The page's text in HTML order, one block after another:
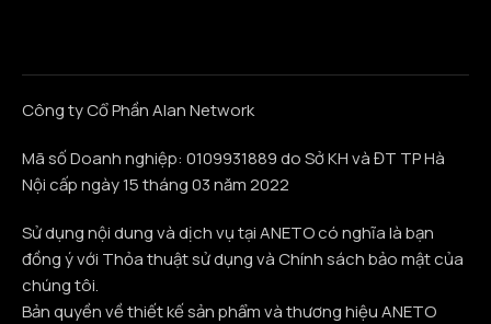
Công ty Cổ Phần Alan Network
Mã số Doanh nghiệp: 0109931889 do Sở KH và ĐT TP Hà
Nội cấp ngày 15 tháng 03 năm 2022
Sử dụng nội dung và dịch vụ tại ANETO có nghĩa là bạn
đồng ý với Thỏa thuật sử dụng và Chính sách bảo mật của
chúng tôi.
Bản quyền về thiết kế sản phẩm và thương hiệu ANETO